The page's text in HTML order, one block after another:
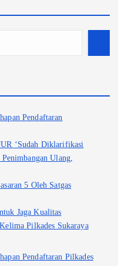
Pendaftaran
‘Sudah Diklarifikasi
Ulang,
5 Oleh Satgas
Jaga Kualitas
Pilkades Sukaraya
Pendaftaran Pilkades